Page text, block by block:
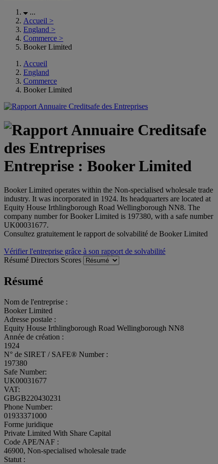
...
Accueil >
England >
Commerce >
Booker Limited
Accueil
England
Commerce
Booker Limited
Entreprise : Booker Limited
Booker Limited operates within the Non-specialised wholesale trade
industry. It was incorporated in 1924. Its headquarters are located at
Equity House Irthlingborough Road Wellingborough NN8. The
company number for Booker Limited is 197380, with a safe number
UK00031677.
Consultez gratuitement le rapport de solvabilité de Booker Limited
Vérifier l'entreprise grâce à son rapport de solvabilité
Résumé Directors Scores
Résumé
Nom de l'entreprise :
Booker Limited
Adresse postale :
Equity House Irthlingborough Road Wellingborough NN8
Année de création :
1924
N° de SIRET / SAFE® Number :
197380
Safe Number:
UK00031677
VAT:
GBGB220430231
Phone Number:
01933371000
Forme juridique
Private Limited With Share Capital
Code APE/NAF :
46900, Non-specialised wholesale trade
Statut :